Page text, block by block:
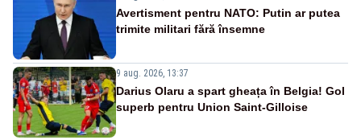
Avertisment pentru NATO: Putin ar putea
trimite militari fără însemne
9 aug. 2026, 13:37
Darius Olaru a spart gheața în Belgia! Gol
superb pentru Union Saint-Gilloise